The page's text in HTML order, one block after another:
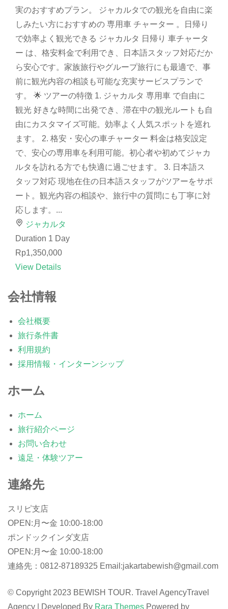
実のおすすめプラン。 ジャカルタでの観光を自由に楽
しみたい方におすすめの 専用車 チャーター 。日帰り
で効率よく観光できる ジャカルタ 日帰り 車チャータ
ー は、格安料金で利用でき、日本語スタッフ対応だか
ら安心です。家族旅行やグループ旅行にも最適で、事
前に観光内容の相談も可能な充実サービスプランで
す。 🌟 ツアーの特徴 1. ジャカルタ 専用車 で自由に
観光 好きな時間に出発でき、滞在中の観光ルートも自
由にカスタマイズ可能。効率よく人気スポットを巡れ
ます。 2. 格安・安心の車チャーター 料金は格安設定
で、安心の専用車を利用可能。初心者や初めてジャカ
ルタを訪れる方でも快適に過ごせます。 3. 日本語ス
タッフ対応 現地在住の日本語スタッフがツアーをサポ
ート。観光内容の相談や、旅行中の質問にも丁寧に対
応します。...
ジャカルタ
Duration 1 Day
Rp1,350,000
View Details
会社情報
会社概要
旅行条件書
利用規約
採用情報・インターンシップ
ホーム
ホーム
旅行紹介ページ
お問い合わせ
遠足・体験ツアー
連絡先
スリピ支店
OPEN:月〜金 10:00-18:00
ポンドックインダ支店
OPEN:月〜金 10:00-18:00
連絡先：0812-87189325 Email:jakartabewish@gmail.com
© Copyright 2023 BEWISH TOUR. Travel AgencyTravel
Agency | Developed By Rara Themes Powered by